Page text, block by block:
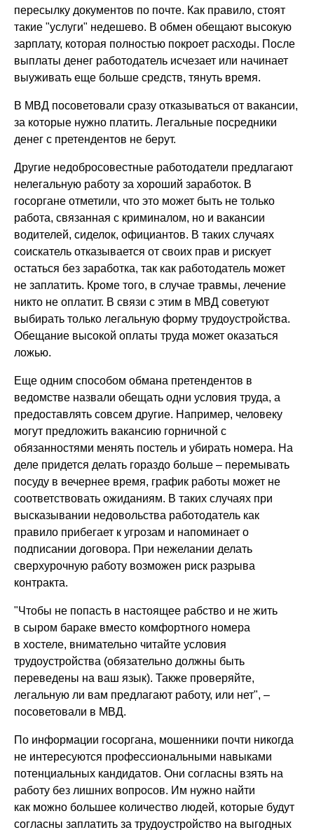
пересылку документов по почте. Как правило, стоят
такие "услуги" недешево. В обмен обещают высокую
зарплату, которая полностью покроет расходы. После
выплаты денег работодатель исчезает или начинает
выуживать еще больше средств, тянуть время.
В МВД посоветовали сразу отказываться от вакансии,
за которые нужно платить. Легальные посредники
денег с претендентов не берут.
Другие недобросовестные работодатели предлагают
нелегальную работу за хороший заработок. В
госоргане отметили, что это может быть не только
работа, связанная с криминалом, но и вакансии
водителей, сиделок, официантов. В таких случаях
соискатель отказывается от своих прав и рискует
остаться без заработка, так как работодатель может
не заплатить. Кроме того, в случае травмы, лечение
никто не оплатит. В связи с этим в МВД советуют
выбирать только легальную форму трудоустройства.
Обещание высокой оплаты труда может оказаться
ложью.
Еще одним способом обмана претендентов в
ведомстве назвали обещать одни условия труда, а
предоставлять совсем другие. Например, человеку
могут предложить вакансию горничной с
обязанностями менять постель и убирать номера. На
деле придется делать гораздо больше – перемывать
посуду в вечернее время, график работы может не
соответствовать ожиданиям. В таких случаях при
высказывании недовольства работодатель как
правило прибегает к угрозам и напоминает о
подписании договора. При нежелании делать
сверхурочную работу возможен риск разрыва
контракта.
"Чтобы не попасть в настоящее рабство и не жить
в сыром бараке вместо комфортного номера
в хостеле, внимательно читайте условия
трудоустройства (обязательно должны быть
переведены на ваш язык). Также проверяйте,
легальную ли вам предлагают работу, или нет", –
посоветовали в МВД.
По информации госоргана, мошенники почти никогда
не интересуются профессиональными навыками
потенциальных кандидатов. Они согласны взять на
работу без лишних вопросов. Им нужно найти
как можно большее количество людей, которые будут
согласны заплатить за трудоустройство на выгодных